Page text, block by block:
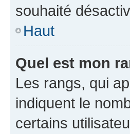
souhaité
Haut
Quel est mon
Les rangs, qui
indiquent le
certains